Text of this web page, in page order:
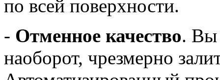
по всей поверхности.
- Отменное качество. Вы
наоборот, чрезмерно